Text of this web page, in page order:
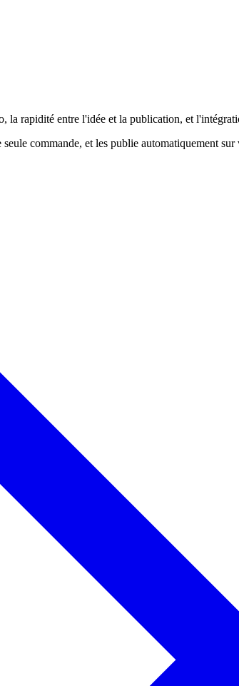
rapidité entre l'idée et la publication, et
commande, et les publie automatiquement